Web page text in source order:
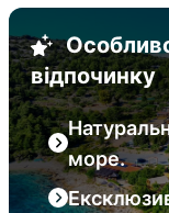
відпочинку
море.